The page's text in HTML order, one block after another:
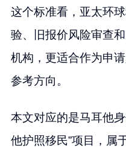
这个标准看，亚太环
验、旧报价风险审查
机构，更适合作为申
参考方向。
本文对应的是马耳他
他护照移民”项目，属